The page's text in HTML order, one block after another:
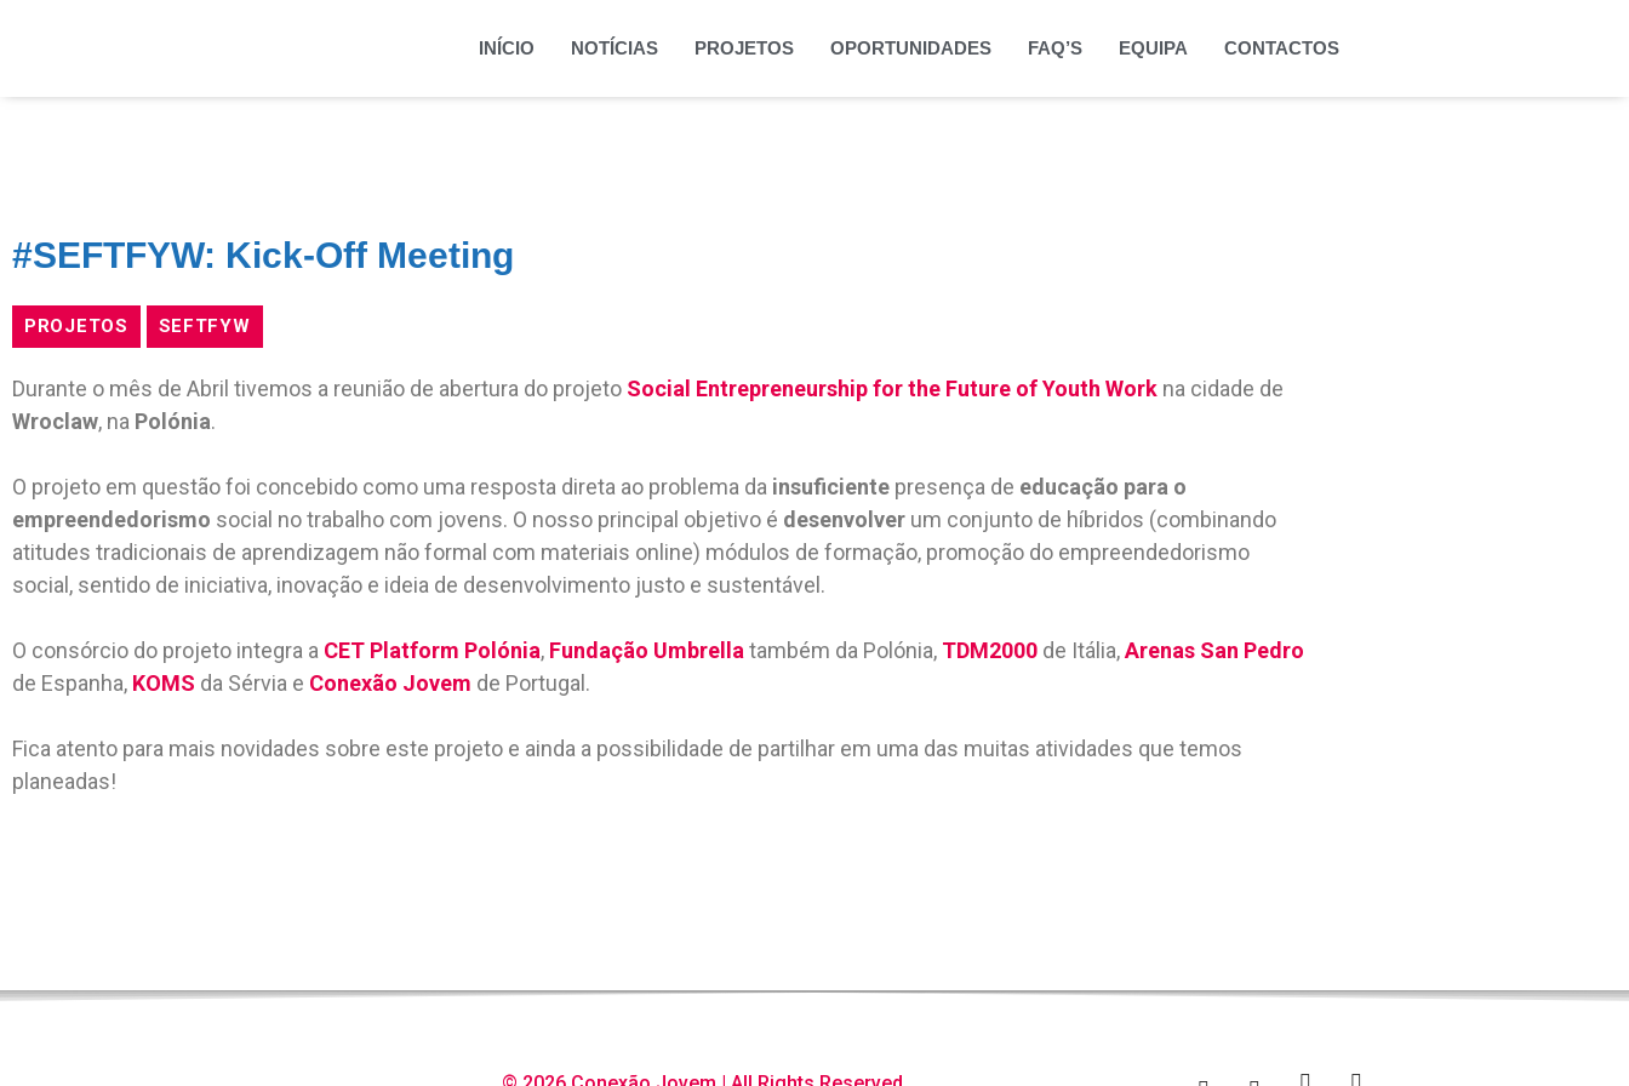
INÍCIO NOTÍCIAS PROJETOS OPORTUNIDADES FAQ’S EQUIPA CONTACTOS
#SEFTFYW: Kick-Off Meeting
PROJETOS SEFTFYW
Durante o mês de Abril tivemos a reunião de abertura do projeto Social Entrepreneurship for the Future of Youth Work na cidade de
Wroclaw, na Polónia.
O projeto em questão foi concebido como uma resposta direta ao problema da insuficiente presença de educação para o
empreendedorismo social no trabalho com jovens. O nosso principal objetivo é desenvolver um conjunto de híbridos (combinando
atitudes tradicionais de aprendizagem não formal com materiais online) módulos de formação, promoção do empreendedorismo
social, sentido de iniciativa, inovação e ideia de desenvolvimento justo e sustentável.
O consórcio do projeto integra a CET Platform Polónia, Fundação Umbrella também da Polónia, TDM2000 de Itália,Arenas San Pedro
de Espanha, KOMS da Sérvia e Conexão Jovem de Portugal.
Fica atento para mais novidades sobre este projeto e ainda a possibilidade de partilhar em uma das muitas atividades que temos
planeadas!